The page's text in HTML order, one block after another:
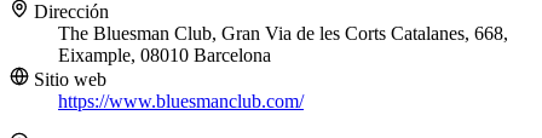
Dirección
The Bluesman Club, Gran Via de les Corts Catalanes, 668,
Eixample, 08010 Barcelona
Sitio web
https://www.bluesmanclub.com/